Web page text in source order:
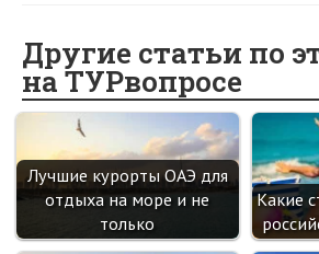
o
o
k
o
kl
as
sn
ik
i
er
Другие статьи по
на ТУРвопросе
Лучшие курорты ОАЭ для
отдыха на море и не
только
Какие